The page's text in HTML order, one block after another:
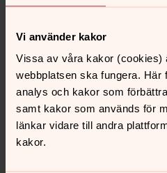
Vi använder kakor
Vissa av våra kakor (cookies)
webbplatsen ska fungera.
analys och kakor som
samt kakor som används för
länkar vidare till andra
kakor.
Manskörsprojekt!
Är du man och längtar efter
för män. Vi sjunger mest
du som är nybörjare ska
Senast ändrad 28 februari 2025